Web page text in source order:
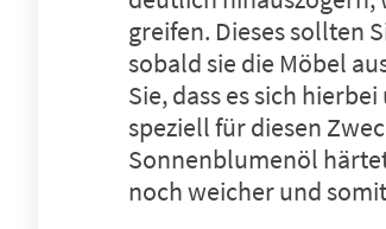
greifen. Dieses sollten
sobald sie die Möbel
Sie, dass es sich
speziell für diesen
Sonnenblumenöl
noch weicher und